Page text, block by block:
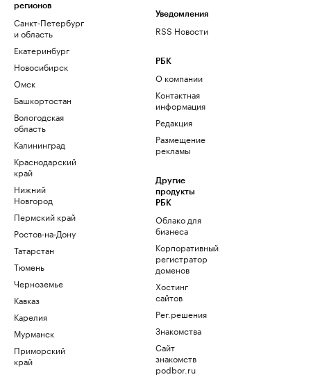
регионов
Санкт-Петербург
и область
Екатеринбург
Новосибирск
Омск
Башкортостан
Вологодская
область
Калининград
Краснодарский
край
Нижний
Новгород
Пермский край
Ростов-на-Дону
Татарстан
Тюмень
Черноземье
Кавказ
Карелия
Мурманск
Приморский
край
Уведомления
RSS Новости
РБК
О компании
Контактная
информация
Редакция
Размещение
рекламы
Другие
продукты
РБК
Облако для
бизнеса
Корпоративный
регистратор
доменов
Хостинг
сайтов
Рег.решения
Знакомства
Сайт
знакомств
podbor.ru